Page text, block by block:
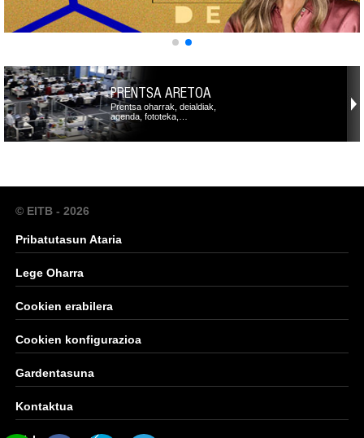
PRENTSA ARETOA
Prentsa oharrak, deialdiak,
agenda, fototeka,…
© EITB - 2026
Pribatutasun Ataria
Lege Oharra
Cookien erabilera
Cookien konfigurazioa
Gardentasuna
Kontaktua